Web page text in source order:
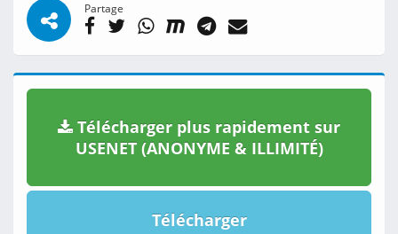
Partage
Télécharger plus rapidement sur
USENET (ANONYME & ILLIMITÉ)
Télécharger